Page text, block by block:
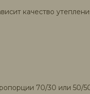
качество
70/30 или 50/